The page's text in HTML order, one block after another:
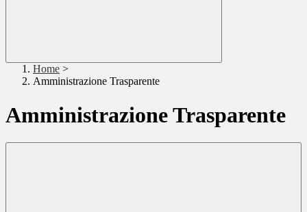
Home >
Amministrazione Trasparente
Amministrazione Trasparente